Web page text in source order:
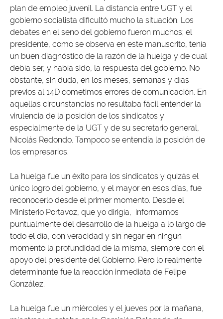
plan de empleo juvenil. La distancia entre UGT y el
gobierno socialista dificultó mucho la situación. Los
debates en el seno del gobierno fueron muchos; el
presidente, como se observa en este manuscrito, tenía
un buen diagnóstico de la razón de la huelga y de cual
debía ser, y había sido, la respuesta del gobierno. No
obstante, sin duda, en los meses, semanas y días
previos al 14D cometimos errores de comunicación. En
aquellas circunstancias no resultaba fácil entender la
virulencia de la posición de los sindicatos y
especialmente de la UGT y de su secretario general,
Nicolás Redondo. Tampoco se entendía la posición de
los empresarios.
La huelga fue un éxito para los sindicatos y quizás el
único logro del gobierno, y el mayor en esos días, fue
reconocerlo desde el primer momento. Desde el
Ministerio Portavoz, que yo dirigía, informamos
puntualmente del desarrollo de la huelga a lo largo de
todo el día, con veracidad y sin negar en ningún
momento la profundidad de la misma, siempre con el
apoyo del presidente del Gobierno. Pero lo realmente
determinante fue la reacción inmediata de Felipe
González.
La huelga fue un miércoles y el jueves por la mañana,